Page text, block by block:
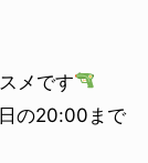
メです
の20:00まで